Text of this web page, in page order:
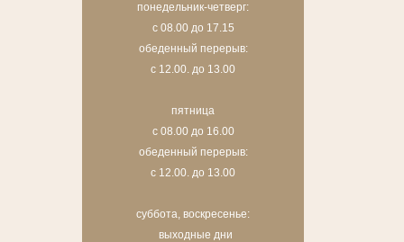
понедельник-четверг:
с 08.00 до 17.15
обеденный перерыв:
с 12.00. до 13.00
пятница
с 08.00 до 16.00
обеденный перерыв:
с 12.00. до 13.00
суббота, воскресенье:
выходные дни